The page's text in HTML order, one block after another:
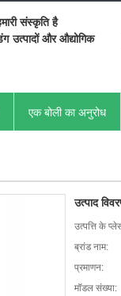
संस्कृति है
उत्पादों और औद्योगिक
एक बोली का अनुरोध
उत्पाद
उत्पत्ति के
ब्रांड नाम:
प्रमाणन:
मॉडल संख्या: